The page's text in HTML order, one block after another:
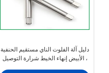
دليل آلة الفلوت الناي مستقيم الحنفية
، الأبيض إنهاء الخيط شرارة التوصيل